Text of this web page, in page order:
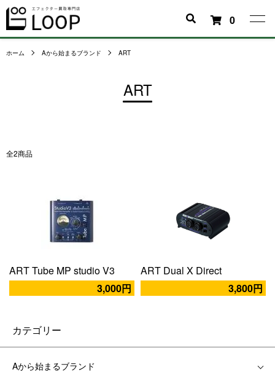
0
ホーム Aから始まるブランド ART
ART
全2商品
ART Tube MP studio V3
3,000円
ART Dual X Direct
3,800円
カテゴリー
Aから始まるブランド